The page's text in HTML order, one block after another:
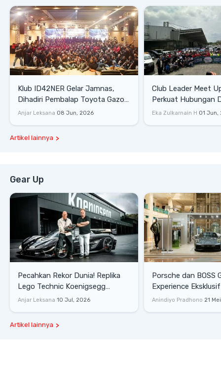
Klub ID42NER Gelar Jamnas,
Dihadiri Pembalap Toyota Gazoo
Racing
Anjar Leksana 08 Jun, 2026
Club Leader Meet
Perkuat Hubungan
Dengan Komunitas
Eka Zulkarnain H 01 Jun,
Artikel lainnya
Gear Up
Pecahkan Rekor Dunia! Replika
Lego Technic Koenigsegg
Sadair's Spear Ukuran Asli Sukses
Anjar Leksana 10 Jul, 2026
Porsche dan BOSS
Experience
Senayan, Hadirkan
Anindiyo Pradhono 21
Artikel lainnya